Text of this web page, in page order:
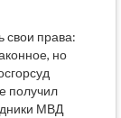
свои права:
но
получил
МВД